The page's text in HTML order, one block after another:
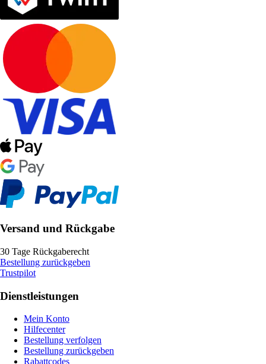
Versand und Rückgabe
30 Tage Rückgaberecht
Bestellung zurückgeben
Trustpilot
Dienstleistungen
Mein Konto
Hilfecenter
Bestellung verfolgen
Bestellung zurückgeben
Rabattcodes